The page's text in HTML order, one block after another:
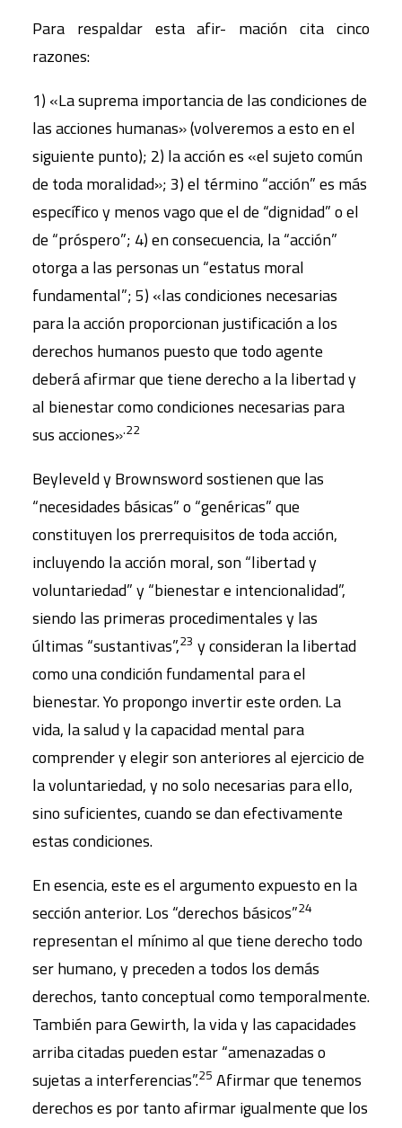
Para respaldar esta afir- mación cita cinco
razones:
1) «La suprema importancia de las condiciones de
las acciones humanas» (volveremos a esto en el
siguiente punto); 2) la acción es «el sujeto común
de toda moralidad»; 3) el término “acción” es más
específico y menos vago que el de “dignidad” o el
de “próspero”; 4) en consecuencia, la “acción”
otorga a las personas un “estatus moral
fundamental”; 5) «las condiciones necesarias
para la acción proporcionan justificación a los
derechos humanos puesto que todo agente
deberá afirmar que tiene derecho a la libertad y
al bienestar como condiciones necesarias para
sus acciones».22
Beyleveld y Brownsword sostienen que las
“necesidades básicas” o “genéricas” que
constituyen los prerrequisitos de toda acción,
incluyendo la acción moral, son “libertad y
voluntariedad” y “bienestar e intencionalidad”,
siendo las primeras procedimentales y las
últimas “sustantivas”,23 y consideran la libertad
como una condición fundamental para el
bienestar. Yo propongo invertir este orden. La
vida, la salud y la capacidad mental para
comprender y elegir son anteriores al ejercicio de
la voluntariedad, y no solo necesarias para ello,
sino suficientes, cuando se dan efectivamente
estas condiciones.
En esencia, este es el argumento expuesto en la
sección anterior. Los “derechos básicos”24
representan el mínimo al que tiene derecho todo
ser humano, y preceden a todos los demás
derechos, tanto conceptual como temporalmente.
También para Gewirth, la vida y las capacidades
arriba citadas pueden estar “amenazadas o
sujetas a interferencias”.25 Afirmar que tenemos
derechos es por tanto afirmar igualmente que los